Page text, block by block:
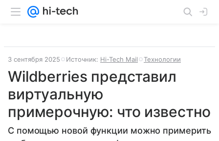
3 сентября 2025 Источник: Hi-Tech Mail Технологии
Wildberries представил
виртуальную
примерочную: что известно
С помощью новой функции можно примерить